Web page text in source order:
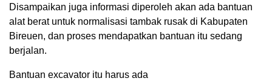
Disampaikan juga informasi diperoleh akan ada bantuan
alat berat untuk normalisasi tambak rusak di Kabupaten
Bireuen, dan proses mendapatkan bantuan itu sedang
berjalan.
Bantuan excavator itu harus ada